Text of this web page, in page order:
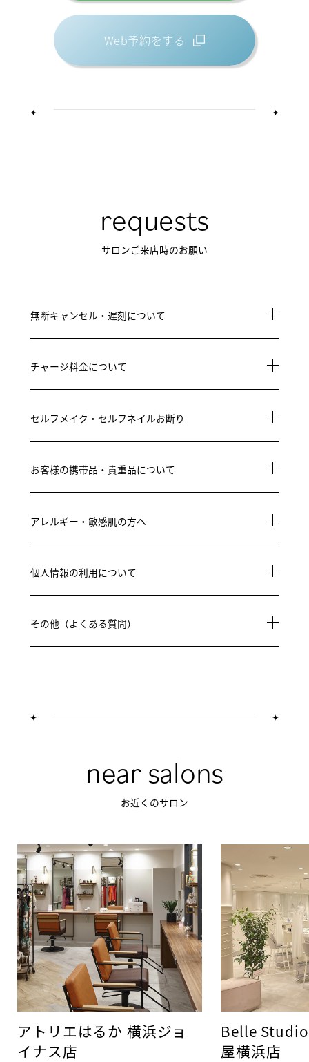
Web予約をする
requests
サロンご来店時のお願い
無断キャンセル・遅刻について
チャージ料金について
セルフメイク・セルフネイルお断り
お客様の携帯品・貴重品について
アレルギー・敏感肌の方へ
個人情報の利用について
その他（よくある質問）
near salons
お近くのサロン
アトリエはるか 横浜ジョ
イナス店
Belle
屋横浜店